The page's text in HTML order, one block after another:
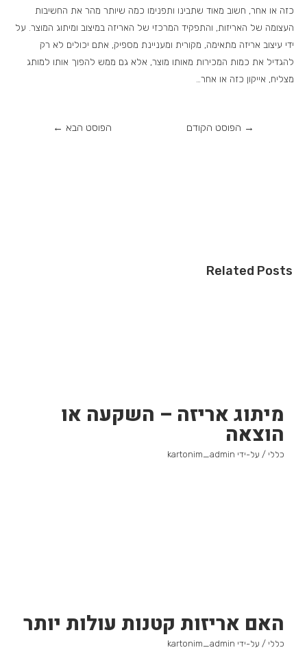
כזה או אחר, חשוב מאוד שתבינו ותפנימו כמה שיותר מהר את החשיבות
העצומה של האריזות, והתפקיד המרכזי של האריזה במיצוב ומיתוג המוצר. על
ידי עיצוב אריזה מתאימה, מקורית ומעניינת מספיק, אתם יכולים לא רק
להגדיל את כמות המכירות מאותו מוצר, אלא גם ממש להפוך אותו למותג
מצליח, אייקון כזה או אחר…
→ הפוסט הקודם הפוסט הבא ←
Related Posts
מיתוג אריזה – השקעה או
הוצאה
כללי / על-ידי kartonim_admin
האם אריזות קטנות עולות יותר
כללי / על-ידי kartonim_admin